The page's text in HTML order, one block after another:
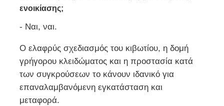
ενοικίασης;
- Ναι, ναι.
Ο ελαφρύς σχεδιασμός του κιβωτίου, η δομή
γρήγορου κλειδώματος και η προστασία κατά
των συγκρούσεων το κάνουν ιδανικό για
επαναλαμβανόμενη εγκατάσταση και
μεταφορά.